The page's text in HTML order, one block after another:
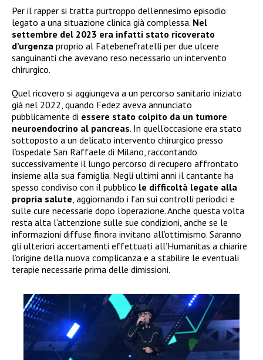
Per il rapper si tratta purtroppo dell’ennesimo episodio
legato a una situazione clinica già complessa. Nel
settembre del 2023 era infatti stato ricoverato
d’urgenza proprio al Fatebenefratelli per due ulcere
sanguinanti che avevano reso necessario un intervento
chirurgico.
Quel ricovero si aggiungeva a un percorso sanitario iniziato
già nel 2022, quando Fedez aveva annunciato
pubblicamente di essere stato colpito da un tumore
neuroendocrino al pancreas. In quell’occasione era stato
sottoposto a un delicato intervento chirurgico presso
l’ospedale San Raffaele di Milano, raccontando
successivamente il lungo percorso di recupero affrontato
insieme alla sua famiglia. Negli ultimi anni il cantante ha
spesso condiviso con il pubblico le difficoltà legate alla
propria salute, aggiornando i fan sui controlli periodici e
sulle cure necessarie dopo l’operazione. Anche questa volta
resta alta l’attenzione sulle sue condizioni, anche se le
informazioni diffuse finora invitano all’ottimismo. Saranno
gli ulteriori accertamenti effettuati all’Humanitas a chiarire
l’origine della nuova complicanza e a stabilire le eventuali
terapie necessarie prima delle dimissioni.